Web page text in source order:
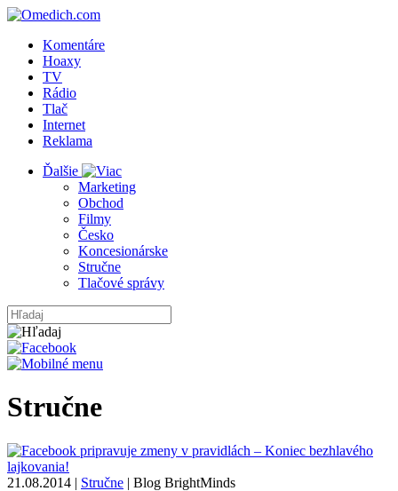
Komentáre
Hoaxy
TV
Rádio
Tlač
Internet
Reklama
Ďalšie
Marketing
Obchod
Filmy
Česko
Koncesionárske
Stručne
Tlačové správy
Stručne
21.08.2014 | Stručne | Blog BrightMinds